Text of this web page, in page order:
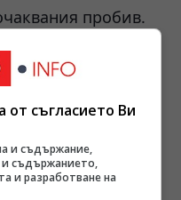
пробив.
система
инструменти
обяснява
като КУАД,
Тихоокеанския
на по-
съгласието Ви
и съдържание,
и съдържанието,
и разработване на